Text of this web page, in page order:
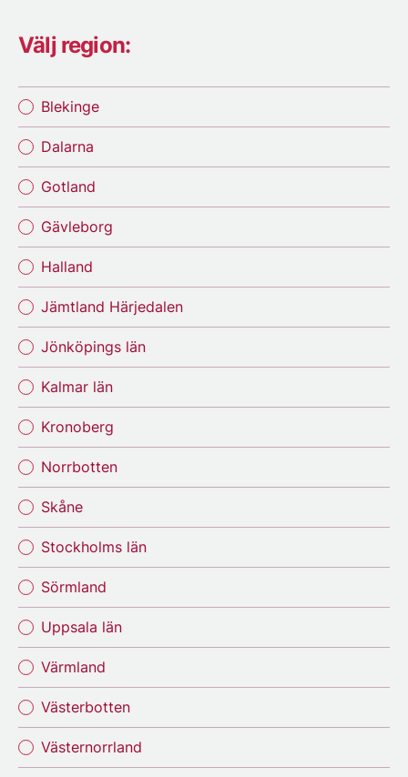
Välj region:
Blekinge
Dalarna
Gotland
Gävleborg
Halland
Jämtland Härjedalen
Jönköpings län
Kalmar län
Kronoberg
Norrbotten
Skåne
Stockholms län
Sörmland
Uppsala län
Värmland
Västerbotten
Västernorrland